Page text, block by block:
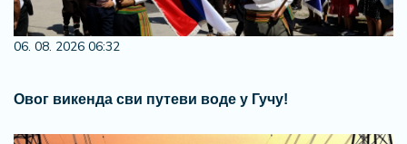
06. 08. 2026 06:32
Овог викенда сви путеви воде у Гучу!